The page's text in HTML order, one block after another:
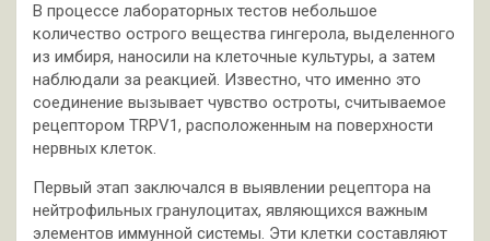
В процессе лабораторных тестов небольшое
количество острого вещества гингерола, выделенного
из имбиря, наносили на клеточные культуры, а затем
наблюдали за реакцией. Известно, что именно это
соединение вызывает чувство остроты, считываемое
рецептором TRPV1, расположенным на поверхности
нервных клеток.
Первый этап заключался в выявлении рецептора на
нейтрофильных гранулоцитах, являющихся важным
элементов иммунной системы. Эти клетки составляют